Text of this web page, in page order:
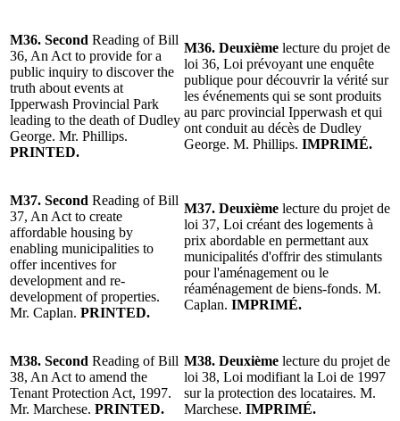
M36. Second Reading of Bill
36, An Act to provide for a
public inquiry to discover the
truth about events at
Ipperwash Provincial Park
leading to the death of Dudley
George. Mr. Phillips.
PRINTED.
M36. Deuxième lecture du projet de
loi 36, Loi prévoyant une enquête
publique pour découvrir la vérité sur
les événements qui se sont produits
au parc provincial Ipperwash et qui
ont conduit au décès de Dudley
George. M. Phillips. IMPRIMÉ.
M37. Second Reading of Bill
37, An Act to create
affordable housing by
enabling municipalities to
offer incentives for
development and re-
development of properties.
Mr. Caplan. PRINTED.
M37. Deuxième lecture du projet de
loi 37, Loi créant des logements à
prix abordable en permettant aux
municipalités d'offrir des stimulants
pour l'aménagement ou le
réaménagement de biens-fonds. M.
Caplan. IMPRIMÉ.
M38. Second Reading of Bill
38, An Act to amend the
Tenant Protection Act, 1997.
Mr. Marchese. PRINTED.
M38. Deuxième lecture du projet de
loi 38, Loi modifiant la Loi de 1997
sur la protection des locataires. M.
Marchese. IMPRIMÉ.